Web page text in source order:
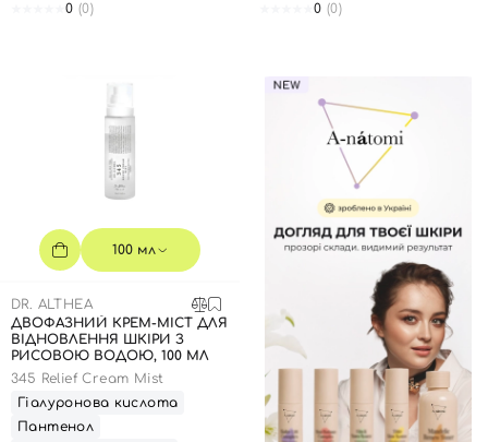
0 (0)
0 (0)
100 мл
DR. ALTHEA
ДВОФАЗНИЙ КРЕМ-МІСТ ДЛЯ
ВІДНОВЛЕННЯ ШКІРИ З
РИСОВОЮ ВОДОЮ, 100 МЛ
345 Relief Cream Mist
Гіалуронова кислота
Пантенол